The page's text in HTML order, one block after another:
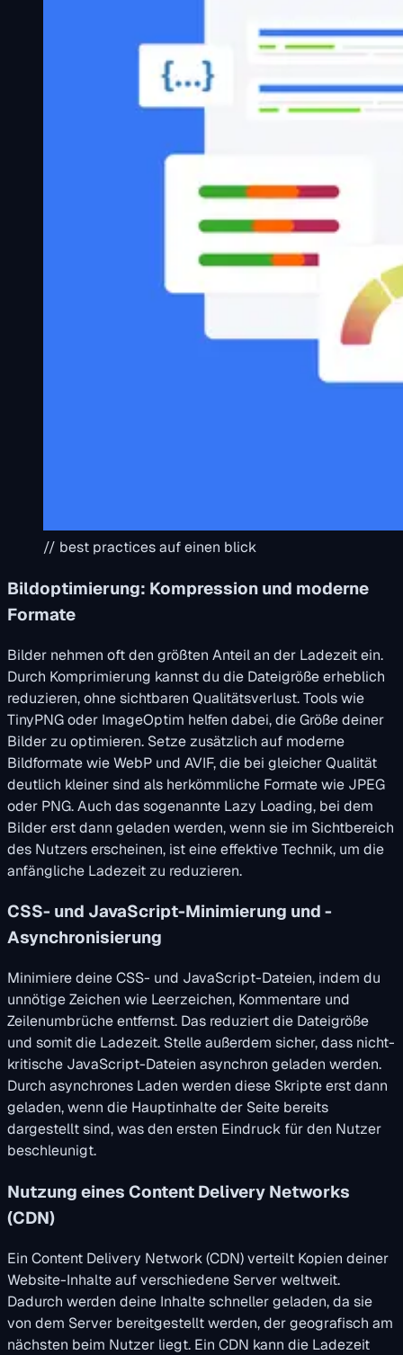
// best practices auf einen blick
Bildoptimierung: Kompression und moderne
Formate
Bilder nehmen oft den größten Anteil an der Ladezeit ein.
Durch Komprimierung kannst du die Dateigröße erheblich
reduzieren, ohne sichtbaren Qualitätsverlust. Tools wie
TinyPNG oder ImageOptim helfen dabei, die Größe deiner
Bilder zu optimieren. Setze zusätzlich auf moderne
Bildformate wie WebP und AVIF, die bei gleicher Qualität
deutlich kleiner sind als herkömmliche Formate wie JPEG
oder PNG. Auch das sogenannte Lazy Loading, bei dem
Bilder erst dann geladen werden, wenn sie im Sichtbereich
des Nutzers erscheinen, ist eine effektive Technik, um die
anfängliche Ladezeit zu reduzieren.
CSS- und JavaScript-Minimierung und -
Asynchronisierung
Minimiere deine CSS- und JavaScript-Dateien, indem du
unnötige Zeichen wie Leerzeichen, Kommentare und
Zeilenumbrüche entfernst. Das reduziert die Dateigröße
und somit die Ladezeit. Stelle außerdem sicher, dass nicht-
kritische JavaScript-Dateien asynchron geladen werden.
Durch asynchrones Laden werden diese Skripte erst dann
geladen, wenn die Hauptinhalte der Seite bereits
dargestellt sind, was den ersten Eindruck für den Nutzer
beschleunigt.
Nutzung eines Content Delivery Networks
(CDN)
Ein Content Delivery Network (CDN) verteilt Kopien deiner
Website-Inhalte auf verschiedene Server weltweit.
Dadurch werden deine Inhalte schneller geladen, da sie
von dem Server bereitgestellt werden, der geografisch am
nächsten beim Nutzer liegt. Ein CDN kann die Ladezeit